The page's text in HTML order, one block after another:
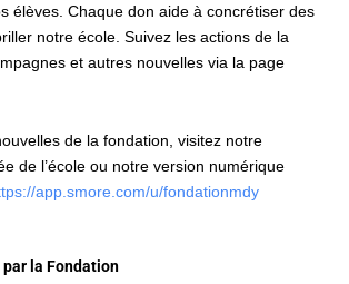
élèves. Chaque don aide à concrétiser des
notre école. Suivez les actions de la
et autres nouvelles via la page
de la fondation, visitez notre
de l’école ou notre version numérique
app.smore.com/u/fondationmdy
la Fondation